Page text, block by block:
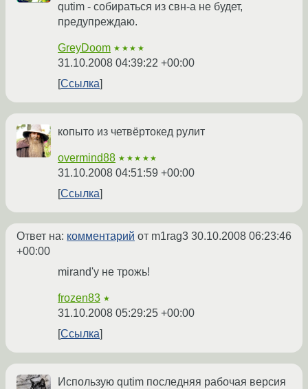
qutim - собираться из свн-а не будет,
предупреждаю.
GreyDoom ★★★★
31.10.2008 04:39:22 +00:00
Ссылка
копыто из четвёртокед рулит
overmind88 ★★★★★
31.10.2008 04:51:59 +00:00
Ссылка
Ответ на: комментарий от m1rag3 30.10.2008 06:23:46
+00:00
mirand'у не трожь!
frozen83 ★
31.10.2008 05:29:25 +00:00
Ссылка
Использую qutim последняя рабочая версия